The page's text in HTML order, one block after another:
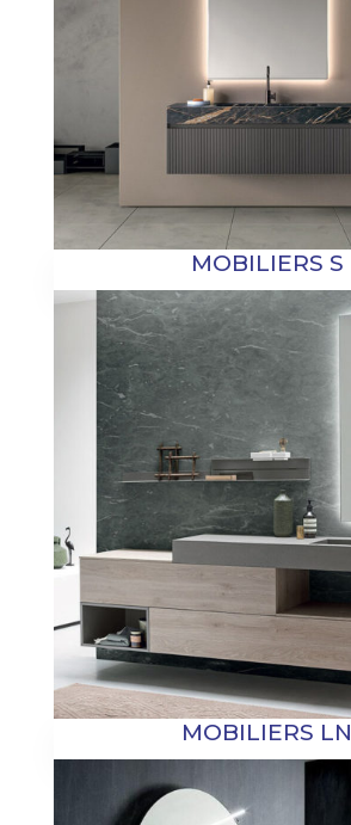
MOBILIERS S
MOBILIERS LN